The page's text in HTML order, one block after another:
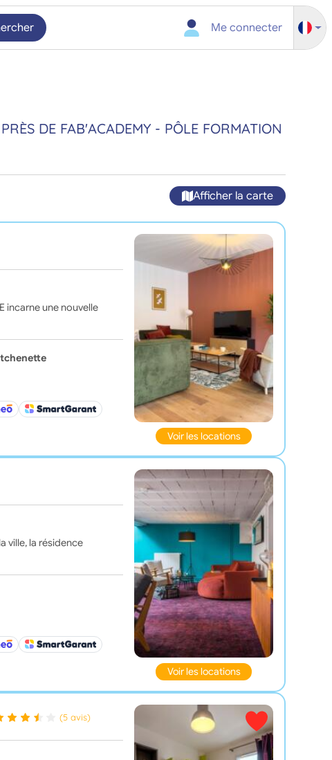
Me connecter
DE FAB'ACADEMY - PÔLE FORMATION
Afficher la carte
incarne une nouvelle
Voir les locations
ville, la résidence
Voir les locations
(5 avis)